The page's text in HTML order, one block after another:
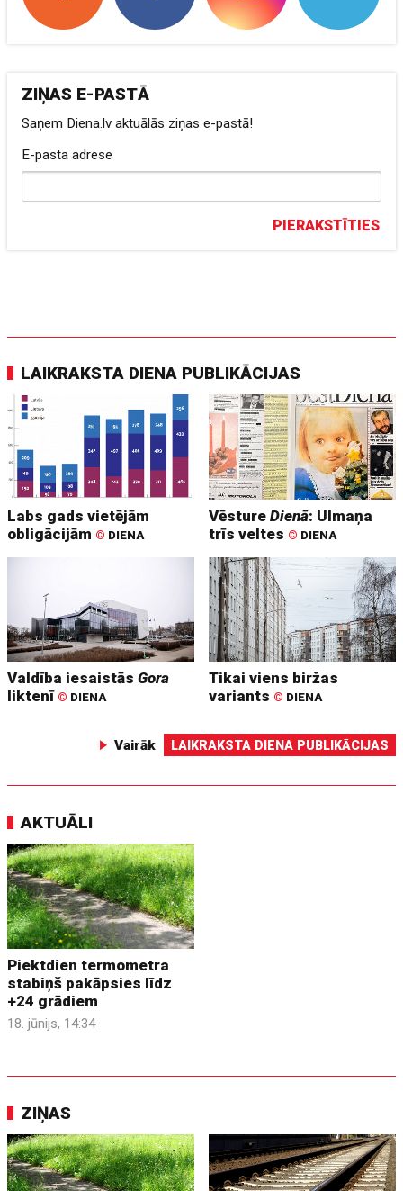
ZIŅAS E-PASTĀ
Saņem Diena.lv aktuālās ziņas e-pastā!
E-pasta adrese
PIERAKSTĪTIES
LAIKRAKSTA DIENA PUBLIKĀCIJAS
Labs gads vietējām
obligācijām © DIENA
VēstureDienā: Ulmaņa
trīs veltes © DIENA
Valdība iesaistāsGora
liktenī © DIENA
Tikai viens biržas
variants © DIENA
Vairāk LAIKRAKSTA DIENA PUBLIKĀCIJAS
AKTUĀLI
Piektdien termometra
stabiņš pakāpsies līdz
+24 grādiem
18. jūnijs, 14:34
ZIŅAS